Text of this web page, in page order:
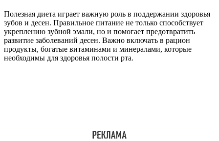
Полезная диета играет важную роль в поддержании здоровья
зубов и десен. Правильное питание не только способствует
укреплению зубной эмали, но и помогает предотвратить
развитие заболеваний десен. Важно включать в рацион
продукты, богатые витаминами и минералами, которые
необходимы для здоровья полости рта.